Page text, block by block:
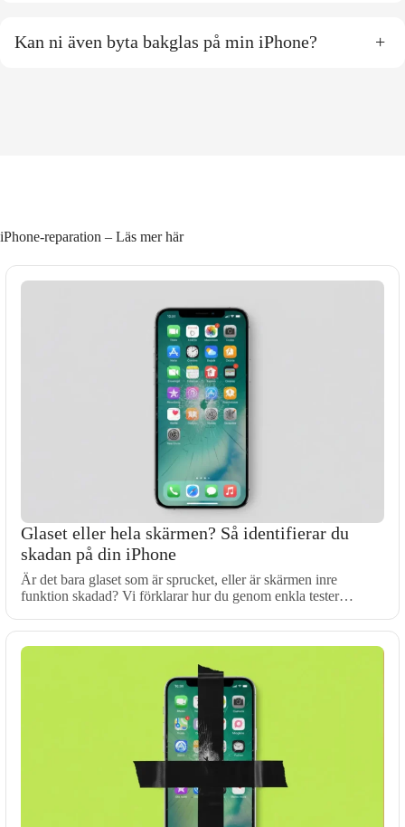
Kan ni även byta bakglas på min iPhone? +
iPhone-reparation – Läs mer här
Glaset eller hela skärmen? Så identifierar du
skadan på din iPhone
Är det bara glaset som är sprucket, eller är skärmen inre
funktion skadad? Vi förklarar hur du genom enkla tester…